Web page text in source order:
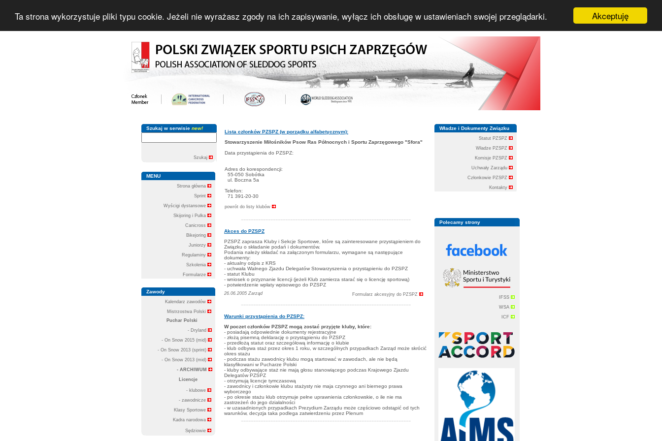
Akceptuję
Ta strona wykorzystuje pliki typu cookie. Jeżeli nie wyrażasz zgody na ich zapisywanie, wyłącz ich obsługę w ustawieniach swojej przeglądarki.
Szukaj w serwisie new!
Szukaj
MENU
Strona główna
Sprint
Wyścigi dystansowe
Skijoring i Pulka
Canicross
Bikejoring
Juniorzy
Regulaminy
Szkolenia
Formularze
Zawody
Kalendarz zawodów
Mistrzostwa Polski
Puchar Polski
- Dryland
- On Snow 2015 (mid)
- On Snow 2013 (sprint)
- On Snow 2013 (mid)
- ARCHIWUM
Licencje
- klubowe
- zawodnicze
Klasy Sportowe
Kadra narodowa
Sędziowie
Lista członków PZSPZ (w porządku alfabetycznym):
Stowarzyszenie Miłośników Psow Ras Północnych i Sportu Zaprzęgowego "Sfora"
Data przystąpienia do PZSPZ:
Adres do korespondencji:
55-050 Sobótka
ul. Boczna 5a
Telefon:
71 391-20-30
powrót do listy klubów
---------------------------------------------------------------------
Akces do PZSPZ
PZSPZ zaprasza Kluby i Sekcje Sportowe, które są zainteresowane przystąpieniem do
Związku o składanie podań i dokumentów.
Podania należy składać na załączonym formularzu, wymagane są następujące
dokumenty:
- aktualny odpis z KRS
- uchwała Walnego Zjazdu Delegatów Stowarzyszenia o przystąpieniu do PZSPZ
- statut Klubu
- wniosek o przyznanie licencji (jeżeli Klub zamierza starać się o licencję sportową)
- potwierdzenie wpłaty wpisowego do PZSPZ
26.06.2005 Zarząd Formularz akcesyjny do PZSPZ
---------------------------------------------------------------------
Warunki przystąpienia do PZSPZ:
W poczet członków PZSPZ mogą zostać przyjęte kluby, które:
- posiadają odpowiednie dokumenty rejestracyjne
- złożą pisemną deklarację o przystąpieniu do PZSPZ
- przedłożą statut oraz szczegółową informację o klubie
- klub odbywa staż przez okres 1 roku, w szczególnych przypadkach Zarząd może skrócić
okres stażu
- podczas stażu zawodnicy klubu mogą startować w zawodach, ale nie będą
klasyfikowani w Pucharze Polski
- kluby odbywające staż nie mają głosu stanowiącego podczas Krajowego Zjazdu
Delegatów PZSPZ
- otrzymują licencje tymczasową
- zawodnicy i członkowie klubu stażysty nie maja czynnego ani biernego prawa
wyborczego
- po okresie stażu klub otrzymuje pełne uprawnienia członkowskie, o ile nie ma
zastrzeżeń do jego działalności
- w uzasadnionych przypadkach Prezydium Zarządu może częściowo odstąpić od tych
warunków, decyzja taka podlega zatwierdzeniu przez Plenum
---------------------------------------------------------------------
Władze i Dokumenty Związku
Statut PZSPZ
Władze PZSPZ
Komisje PZSPZ
Uchwały Zarządu
Członkowie PZSPZ
Kontakty
Polecamy strony
IFSS
WSA
ICF